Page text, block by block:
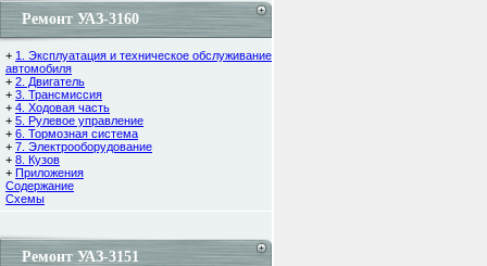
Ремонт УАЗ-3160
+ 1. Эксплуатация и техническое обслуживание
автомобиля
+ 2. Двигатель
+ 3. Трансмиссия
+ 4. Ходовая часть
+ 5. Рулевое управление
+ 6. Тормозная система
+ 7. Электрооборудование
+ 8. Кузов
+ Приложения
Содержание
Cхемы
Ремонт УАЗ-3151